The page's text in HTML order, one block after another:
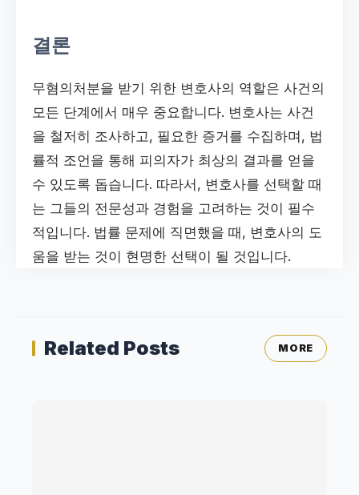
결론
무혐의처분을 받기 위한 변호사의 역할은 사건의
모든 단계에서 매우 중요합니다. 변호사는 사건
을 철저히 조사하고, 필요한 증거를 수집하며, 법
률적 조언을 통해 피의자가 최상의 결과를 얻을
수 있도록 돕습니다. 따라서, 변호사를 선택할 때
는 그들의 전문성과 경험을 고려하는 것이 필수
적입니다. 법률 문제에 직면했을 때, 변호사의 도
움을 받는 것이 현명한 선택이 될 것입니다.
Related Posts MORE